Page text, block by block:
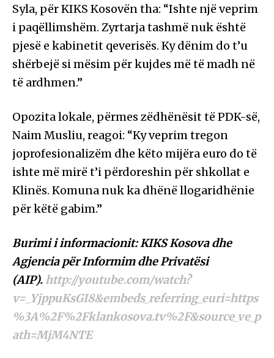
Syla, për KIKS Kosovën tha: “Ishte një veprim
i paqëllimshëm. Zyrtarja tashmë nuk është
pjesë e kabinetit qeverisës. Ky dënim do t’u
shërbejë si mësim për kujdes më të madh në
të ardhmen.”
Opozita lokale, përmes zëdhënësit të PDK-së,
Naim Musliu, reagoi: “Ky veprim tregon
joprofesionalizëm dhe këto mijëra euro do të
ishte më mirë t’i përdoreshin për shkollat e
Klinës. Komuna nuk ka dhënë llogaridhënie
për këtë gabim.”
Burimi i informacionit: KIKS Kosova dhe
Agjencia për Informim dhe Privatësi
(AIP). http://youtube.com/watch?
v=_YjppuKsGI8&embeds_referring_euri=https
%3A%2F%2Fklankosova.tv%2F&source_ve_p
ath=MjM4NTE